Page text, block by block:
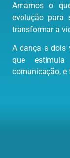
Amamos o
evolução para
transformar a
A dança a dois
que
comunicação, e